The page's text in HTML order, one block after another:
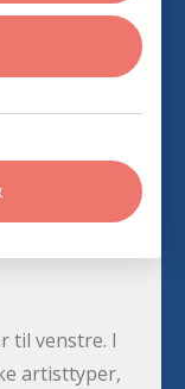
til venstre. I
artisttyper,